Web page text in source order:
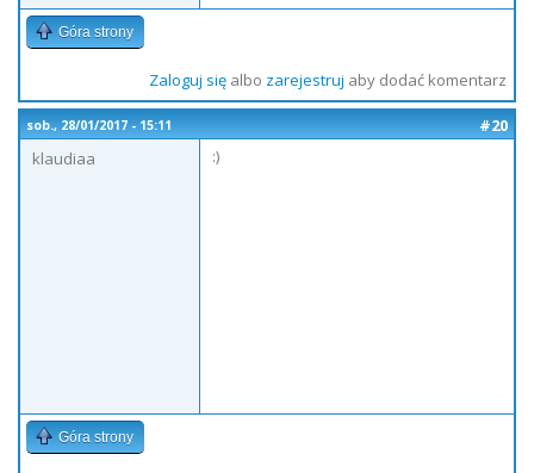
Góra strony
Zaloguj sięalbo zarejestruj aby dodać komentarz
sob., 28/01/2017 - 15:11
#20
klaudiaa
:)
Góra strony